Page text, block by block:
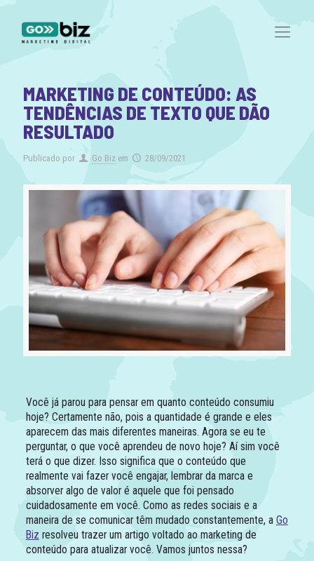
MARKETING DE CONTEÚDO: AS
TENDÊNCIAS DE TEXTO QUE DÃO
RESULTADO
Publicado por Go Biz em 28/09/2021
Você já parou para pensar em quanto conteúdo consumiu
hoje? Certamente não, pois a quantidade é grande e eles
aparecem das mais diferentes maneiras. Agora se eu te
perguntar, o que você aprendeu de novo hoje? Aí sim você
terá o que dizer. Isso significa que o conteúdo que
realmente vai fazer você engajar, lembrar da marca e
absorver algo de valor é aquele que foi pensado
cuidadosamente em você. Como as redes sociais e a
maneira de se comunicar têm mudado constantemente, a Go
Biz resolveu trazer um artigo voltado ao marketing de
conteúdo para atualizar você. Vamos juntos nessa?